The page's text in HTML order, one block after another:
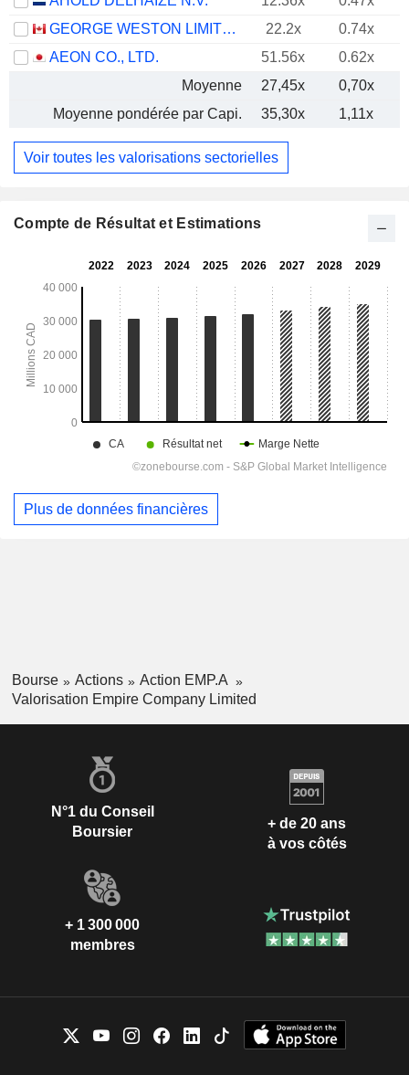
GEORGE WESTON LIMITED
22.2x
0.74x
AEON CO., LTD.
51.56x 0.62x
Moyenne
27,45x
0,70x
Moyenne pondérée par Capi.
35,30x 1,11x
Voir toutes les valorisations sectorielles
Compte de Résultat et Estimations
Plus de données financières
Bourse Actions
Action EMP.A
Valorisation Empire Company Limited
N°1 du Conseil
Boursier
+ de 20 ans
à vos côtés
+ 1 300 000
membres